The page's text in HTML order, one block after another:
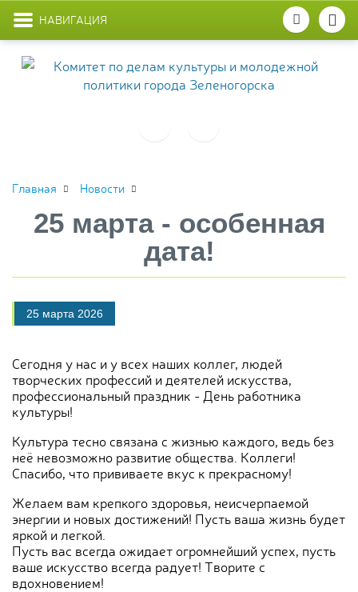
НАВИГАЦИЯ
Главная Новости
25 марта - особенная
дата!
25 марта 2026
Сегодня у нас и у всех наших коллег, людей
творческих профессий и деятелей искусства,
профессиональный праздник - День работника
культуры!
Культура тесно связана с жизнью каждого, ведь без
неё невозможно развитие общества. Коллеги!
Спасибо, что прививаете вкус к прекрасному!
Желаем вам крепкого здоровья, неисчерпаемой
энергии и новых достижений! Пусть ваша жизнь будет
яркой и легкой.
Пусть вас всегда ожидает огромнейший успех, пусть
ваше искусство всегда радует! Творите с
вдохновением!